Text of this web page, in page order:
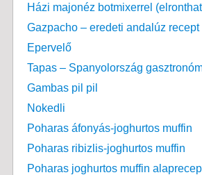
Házi majonéz botmixerrel
Gazpacho – eredeti andalúz recept
Epervelő
Tapas – Spanyolország
Gambas pil pil
Nokedli
Poharas áfonyás-joghurtos muffin
Poharas ribizlis-joghurtos muffin
Poharas joghurtos muffin